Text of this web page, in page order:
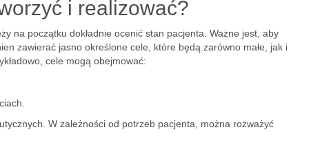
i realizować?
na początku dokładnie ocenić stan pacjenta. Ważne jest, aby
zawierać jasno określone cele, które będą zarówno małe, jak i
cele mogą obejmować:
W zależności od potrzeb pacjenta, można rozważyć